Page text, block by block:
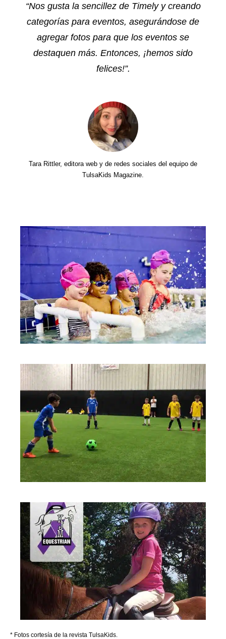
“Nos gusta la sencillez de Timely y creando
categorías para eventos, asegurándose de
agregar fotos para que los eventos se
destaquen más. Entonces, ¡hemos sido
felices!”.
Tara Rittler, editora web y de redes sociales del equipo de
TulsaKids Magazine.
* Fotos cortesía de la revista TulsaKids.